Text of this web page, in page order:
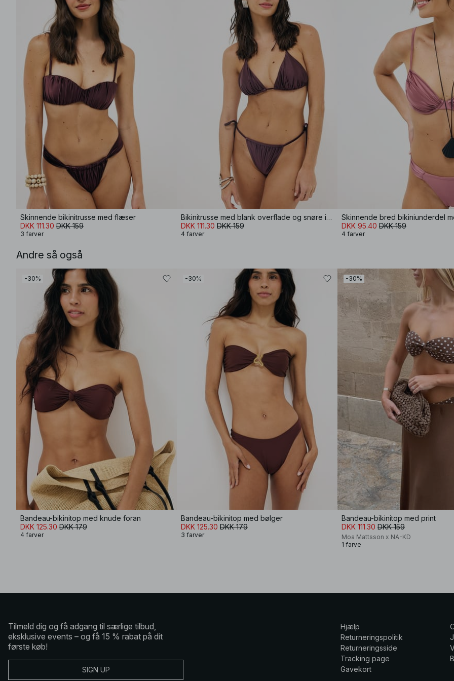
Skinnende bikinitrusse med flæser
DKK 111.30 DKK 159
3 farver
Bikinitrusse med blank overflade og snøre i siden
DKK 111.30 DKK 159
4 farver
Skinnende bred bikiniunderdel
DKK 95.40 DKK 159
4 farver
Andre så også
-30%
Bandeau-bikinitop med knude foran
DKK 125.30 DKK 179
4 farver
-30%
Bandeau-bikinitop med bølger
DKK 125.30 DKK 179
3 farver
-30%
Bandeau-bikinitop med print
DKK 111.30 DKK 159
Moa Mattsson x NA-KD
1 farve
Tilmeld dig og få adgang til særlige tilbud,
eksklusive events – og få 15 % rabat på dit
første køb!
SIGN UP
Hjælp
Returneringspolitik
Returneringsside
Tracking page
Gavekort